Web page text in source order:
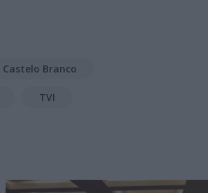
Castelo Branco
TVI